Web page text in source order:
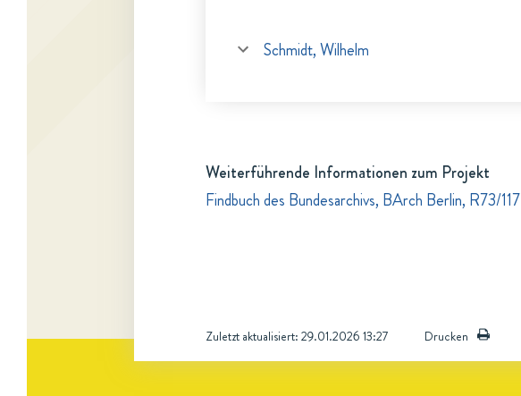
Schmidt, Wilhelm
Weiterführende Informationen zum Projekt
Findbuch des Bundesarchivs, BArch Berlin, R73/117
Zuletzt aktualisiert: 29.01.2026 13:27 Drucken